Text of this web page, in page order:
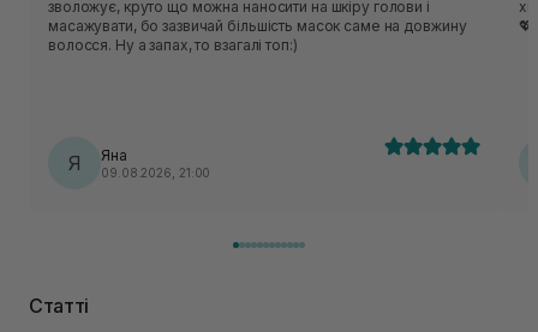
зволожує, круто що можна наносити на шкіру голови і
масажувати, бо зазвичай більшість масок саме на довжину
волосся. Ну а запах, то взагалі топ:)
Я Яна
09.08.2026, 21:00
💖
Статті